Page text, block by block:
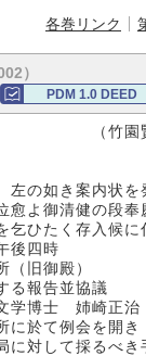
各巻リンク
）
PDM 1.0 DEED
園賢了
左の如き案内状を
よ御清健の段
乞ひたく存入候
四時
旧御殿）
報告並協議
姉崎正治
に於て例会を開き
対して採るべ